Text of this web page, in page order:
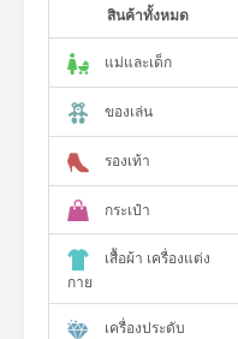
สินค้าทั้งหมด
แม่และเด็ก
ของเล่น
รองเท้า
กระเป๋า
เสื้อผ้า เครื่องแต่ง
กาย
เครื่องประดับ